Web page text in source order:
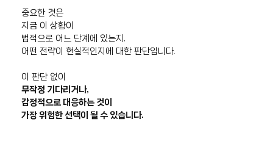
중요한 것은
지금 이 상황이
법적으로 어느 단계에 있는지,
어떤 전략이 현실적인지에 대한 판단입니다.
이 판단 없이
무작정 기다리거나,
감정적으로 대응하는 것이
가장 위험한 선택이 될 수 있습니다.